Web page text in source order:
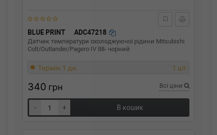
BLUE PRINT ADC47218
Датчик температури охолоджуючої рідини Mitsubishi
Colt/Outlander/Pagero IV 88- чорний
Термін 1 дн. 1 шт.
340 грн Всі ціни
- + В кошик